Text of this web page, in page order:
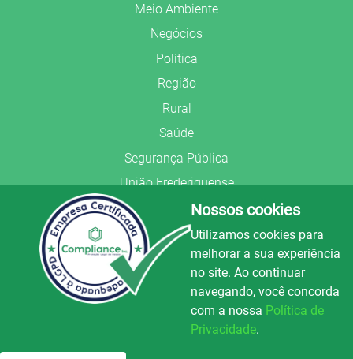
Meio Ambiente
Negócios
Política
Região
Rural
Saúde
Segurança Pública
União Frederiquense
© Copyright 2022.LA+.
Todos os direitos reservados.
Preparado no
100.3
Nossos cookies
Utilizamos cookies para
melhorar a sua experiência
no site. Ao continuar
navegando, você concorda
com a nossa Política de
Privacidade.